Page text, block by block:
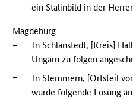
ein Stalinbild in der
Magdeburg
–
In Schlanstedt, [Kreis]
Ungarn zu folgen
–
In Stemmern, [Ortsteil
wurde folgende Losung